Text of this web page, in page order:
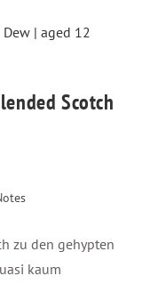
Scotch
zu den gehypten
kaum